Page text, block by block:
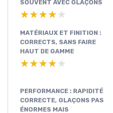
SOUVENT AVEC GLAÇONS
★★★★★
★★★★★
MATÉRIAUX ET FINITION :
CORRECTS, SANS FAIRE
HAUT DE GAMME
★★★★★
★★★★★
PERFORMANCE : RAPIDITÉ
CORRECTE, GLAÇONS PAS
ÉNORMES MAIS